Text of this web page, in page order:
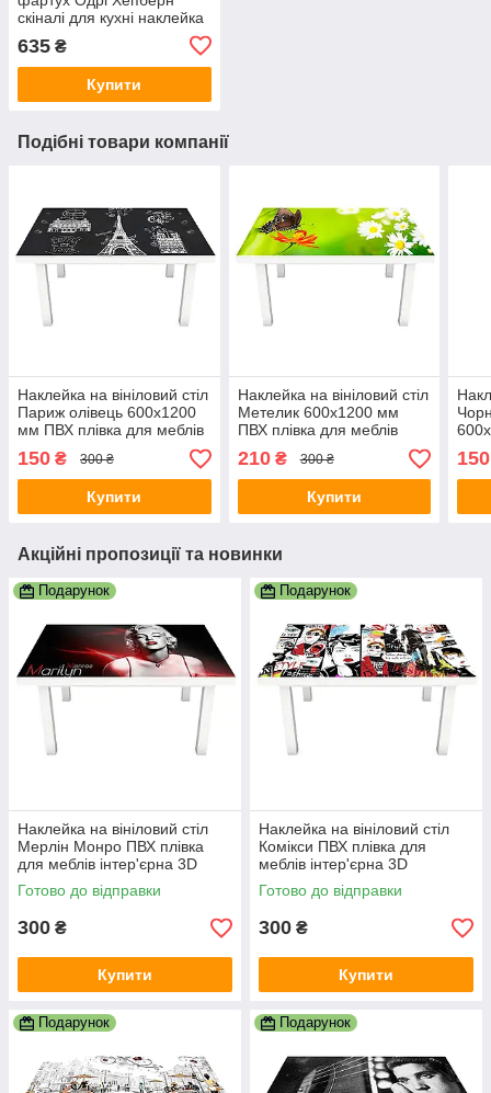
скіналі для кухні наклейка
Чорно-білий 600х2500 мм
635 ₴
Купити
Подібні товари компанії
Наклейка на вініловий стіл
Париж олівець 600х1200
мм ПВХ плівка для меблів
інтер'єрна 3D
150 ₴ 300 ₴
Купити
Наклейка на вініловий стіл
Метелик 600х1200 мм
ПВХ плівка для меблів
інтер'єрна 3D трава
ромашки зелений
210₴ 300 ₴
Купити
для
150
Акційні пропозиції та новинки
Подарунок
Наклейка на вініловий стіл
Мерлін Монро ПВХ плівка
для меблів інтер'єрна 3D
дівчина люди чорний
600х1200 мм
Готово до відправки
300 ₴
Купити
Подарунок
Наклейка на вініловий стіл
Комікси ПВХ плівка для
меблів інтер'єрна 3D
малюнок люди білий
600х1200 мм
Готово до відправки
300 ₴
Купити
Подарунок Подарунок